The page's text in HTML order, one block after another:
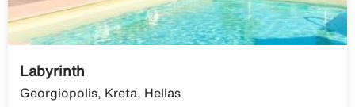
Labyrinth
Georgiopolis, Kreta, Hellas